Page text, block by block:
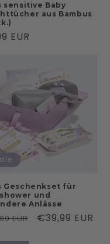
sensitive Baby
aus Bambus
EUR
Geschenkset für
und
Anlässe
EUR Verkaufspreis
€39,99 EUR